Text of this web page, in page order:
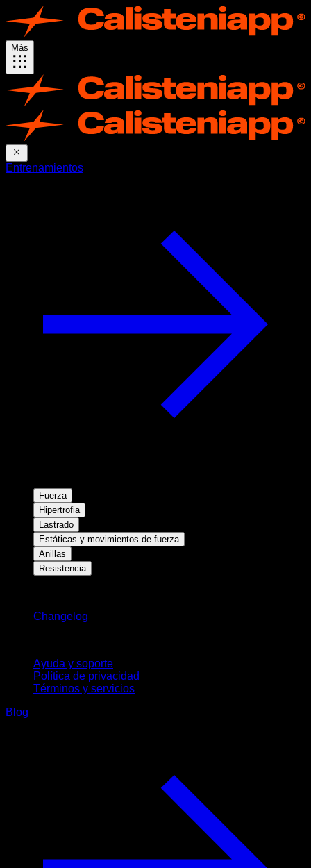
Más
Entrenamientos
Fuerza
Hipertrofia
Lastrado
Estáticas y movimientos de fuerza
Anillas
Resistencia
Changelog
Ayuda y soporte
Política de privacidad
Términos y servicios
Blog